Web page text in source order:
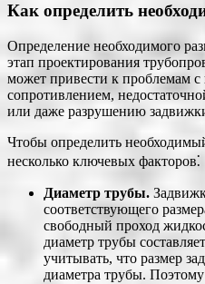
Как определить
Определение необходимого
этап проектирования
может привести к проблемам с
сопротивлением,
или даже разрушению
Чтобы определить
несколько ключевых факторов⁚
Диаметр трубы.
соответствующего
свободный проход
диаметр трубы
учитывать, что размер
диаметра трубы.